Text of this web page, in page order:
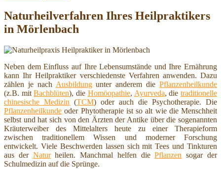
Naturheilverfahren Ihres Heilpraktikers
in Mörlenbach
Neben dem Einfluss auf Ihre Lebensumstände und Ihre Ernährung
kann Ihr Heilpraktiker verschiedenste Verfahren anwenden. Dazu
zählen je nach Ausbildungunter anderem diePflanzenheilkunde
(z.B. mitBachblüten), die Homöopathie, Ayurveda, dietraditionelle
chinesische Medizin (TCM) oder auch die Psychotherapie. Die
Pflanzenheilkunde oder Phytotherapie ist so alt wie die Menschheit
selbst und hat sich von den Ärzten der Antike über die sogenannten
Kräuterweiber des Mittelalters heute zu einer Therapieform
zwischen traditionellem Wissen und moderner Forschung
entwickelt. Viele Beschwerden lassen sich mit Tees und Tinkturen
aus der Naturheilen. Manchmal helfen diePflanzen sogar der
Schulmedizin auf die Sprünge.